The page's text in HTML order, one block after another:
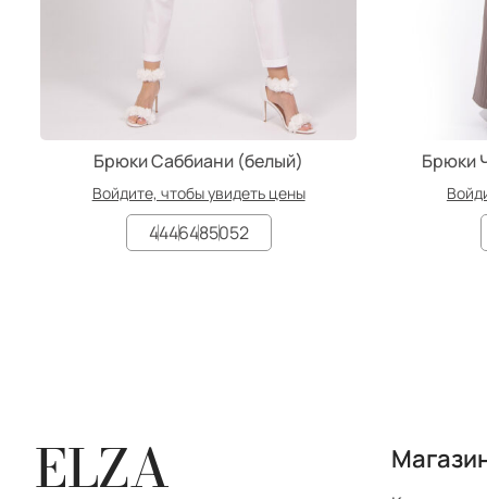
Брюки Саббиани (белый)
Войдите, чтобы увидеть цены
4446485052
Брюки
ELZA